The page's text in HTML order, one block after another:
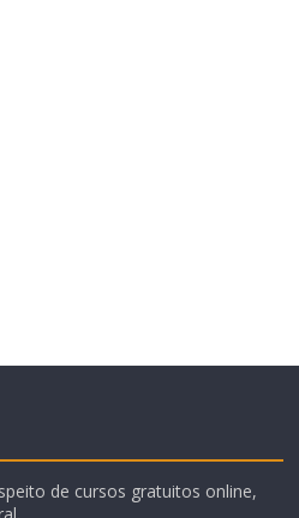
de cursos gratuitos online,